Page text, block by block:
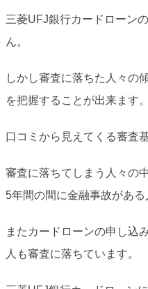
三菱UFJ銀行カードローン
ん。
しかし審査に落ちた人々の
を把握することが出来ます。
口コミから見えてくる審査
審査に落ちてしまう人々の
5年間の間に金融事故がある
またカードローンの申し込
人も審査に落ちています。